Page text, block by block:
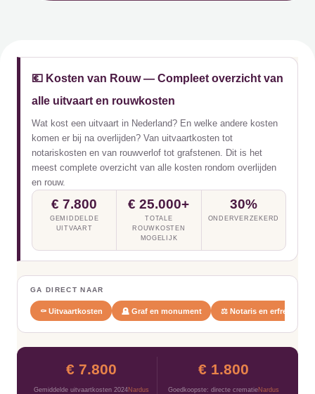
💶 Kosten van Rouw — Compleet overzicht van
alle uitvaart en rouwkosten
Wat kost een uitvaart in Nederland? En welke andere kosten
komen er bij na overlijden? Van uitvaartkosten tot
notariskosten en van rouwverlof tot grafstenen. Dit is het
meest complete overzicht van alle kosten rondom overlijden
en rouw.
€ 7.800
GEMIDDELDE
UITVAART
€ 25.000+
TOTALE
ROUWKOSTEN
MOGELIJK
30%
ONDERVERZEKERD
GA DIRECT NAAR
⚰️ Uitvaartkosten 🪦 Graf en monument ⚖️ Notaris en erfrecht
€ 7.800
Gemiddelde uitvaartkosten 2024Nardus
€ 1.800
Goedkoopste: directe crematieNardus